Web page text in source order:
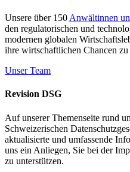
Unsere über 150 Anwältinnen
den regulatorischen und
modernen globalen
ihre wirtschaftlichen Chancen zu
Unser Team
Revision DSG
Auf unserer Themenseite rund
Schweizerischen
aktualisierte und umfassende
uns ein Anliegen, Sie bei der
zu unterstützen.